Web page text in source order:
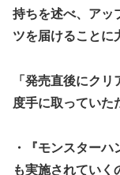
持ちを述べ、アッ
ツを届けることに
「発売直後にク
度手に取っていた
・『モンスター
も実施されていく